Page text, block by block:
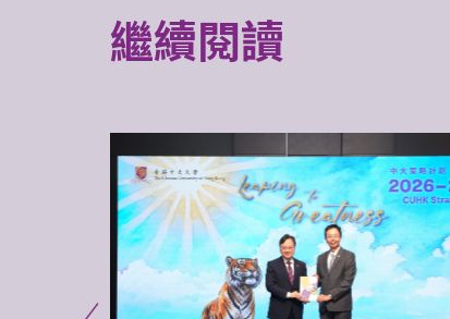
繼續閱讀